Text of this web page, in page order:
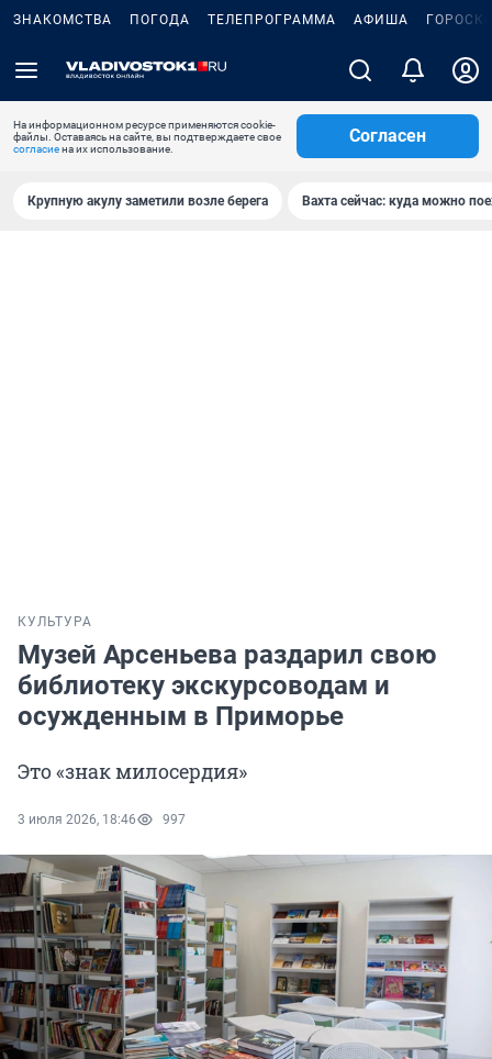
ЗНАКОМСТВА ПОГОДА ТЕЛЕПРОГРАММА АФИША
На информационном ресурсе применяются cookie-
файлы. Оставаясь на сайте, вы подтверждаете свое
согласиена их использование.
Согласен
Крупную акулу заметили возле берега Вахта сейчас: куда можно
КУЛЬТУРА
Музей Арсеньева раздарил свою
библиотеку экскурсоводам и
осужденным в Приморье
Это «знак милосердия»
3 июля 2026, 18:46 997